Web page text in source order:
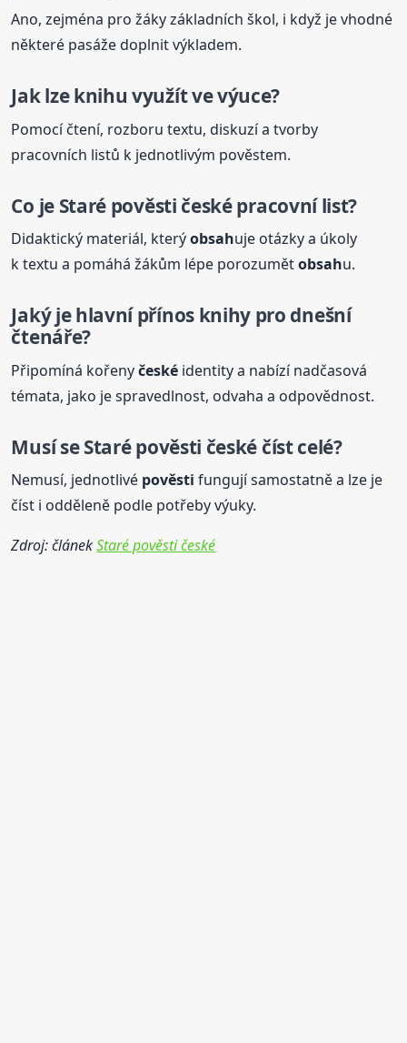
Ano, zejména pro žáky základních škol, i když je vhodné
některé pasáže doplnit výkladem.
Jak lze knihu využít ve výuce?
Pomocí čtení, rozboru textu, diskuzí a tvorby
pracovních listů k jednotlivým pověstem.
Co je Staré pověsti česképracovní list?
Didaktický materiál, kterýobsahuje otázky a úkoly
k textu a pomáhá žákům lépe porozumětobsahu.
Jaký je hlavní přínos knihy pro dnešní
čtenáře?
Připomíná kořenyčeské identity a nabízí nadčasová
témata, jako je spravedlnost, odvaha a odpovědnost.
Musí seStarépověsti české číst celé?
Nemusí, jednotlivé pověsti fungují samostatně a lze je
číst i odděleně podle potřeby výuky.
Zdroj: článekStaré pověsti české